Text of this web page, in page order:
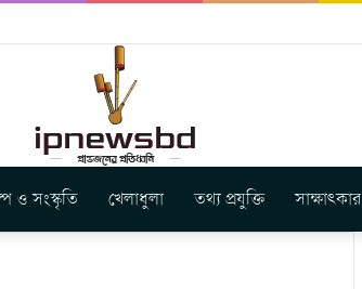
ও সংস্কৃতি খেলাধুলা তথ্য প্রযুক্তি সাক্ষাৎকার